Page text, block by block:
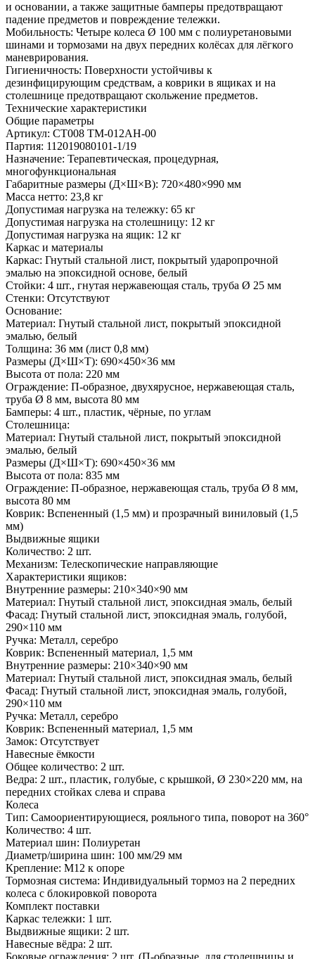
и основании, а также защитные бамперы предотвращают
падение предметов и повреждение тележки.
Мобильность: Четыре колеса Ø 100 мм с полиуретановыми
шинами и тормозами на двух передних колёсах для лёгкого
маневрирования.
Гигиеничность: Поверхности устойчивы к
дезинфицирующим средствам, а коврики в ящиках и на
столешнице предотвращают скольжение предметов.
Технические характеристики
Общие параметры
Артикул: СТ008 TM-012AH-00
Партия: 112019080101-1/19
Назначение: Терапевтическая, процедурная,
многофункциональная
Габаритные размеры (Д×Ш×В): 720×480×990 мм
Масса нетто: 23,8 кг
Допустимая нагрузка на тележку: 65 кг
Допустимая нагрузка на столешницу: 12 кг
Допустимая нагрузка на ящик: 12 кг
Каркас и материалы
Каркас: Гнутый стальной лист, покрытый ударопрочной
эмалью на эпоксидной основе, белый
Стойки: 4 шт., гнутая нержавеющая сталь, труба Ø 25 мм
Стенки: Отсутствуют
Основание:
Материал: Гнутый стальной лист, покрытый эпоксидной
эмалью, белый
Толщина: 36 мм (лист 0,8 мм)
Размеры (Д×Ш×Т): 690×450×36 мм
Высота от пола: 220 мм
Ограждение: П-образное, двухярусное, нержавеющая сталь,
труба Ø 8 мм, высота 80 мм
Бамперы: 4 шт., пластик, чёрные, по углам
Столешница:
Материал: Гнутый стальной лист, покрытый эпоксидной
эмалью, белый
Размеры (Д×Ш×Т): 690×450×36 мм
Высота от пола: 835 мм
Ограждение: П-образное, нержавеющая сталь, труба Ø 8 мм,
высота 80 мм
Коврик: Вспененный (1,5 мм) и прозрачный виниловый (1,5
мм)
Выдвижные ящики
Количество: 2 шт.
Механизм: Телескопические направляющие
Характеристики ящиков:
Внутренние размеры: 210×340×90 мм
Материал: Гнутый стальной лист, эпоксидная эмаль, белый
Фасад: Гнутый стальной лист, эпоксидная эмаль, голубой,
290×110 мм
Ручка: Металл, серебро
Коврик: Вспененный материал, 1,5 мм
Внутренние размеры: 210×340×90 мм
Материал: Гнутый стальной лист, эпоксидная эмаль, белый
Фасад: Гнутый стальной лист, эпоксидная эмаль, голубой,
290×110 мм
Ручка: Металл, серебро
Коврик: Вспененный материал, 1,5 мм
Замок: Отсутствует
Навесные ёмкости
Общее количество: 2 шт.
Ведра: 2 шт., пластик, голубые, с крышкой, Ø 230×220 мм, на
передних стойках слева и справа
Колеса
Тип: Самоориентирующиеся, рояльного типа, поворот на 360°
Количество: 4 шт.
Материал шин: Полиуретан
Диаметр/ширина шин: 100 мм/29 мм
Крепление: М12 к опоре
Тормозная система: Индивидуальный тормоз на 2 передних
колеса с блокировкой поворота
Комплект поставки
Каркас тележки: 1 шт.
Выдвижные ящики: 2 шт.
Навесные вёдра: 2 шт.
Боковые ограждения: 2 шт. (П-образные, для столешницы и